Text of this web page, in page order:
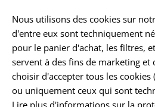
ACCUEIL VÊTEMENTS
Nous utilisons des cookies sur
d'entre eux sont techniquement
pour le panier d'achat, les filtres,
servent à des fins de marketing et
choisir d'accepter tous les
ou uniquement ceux qui sont
Lire plus d'informations sur la